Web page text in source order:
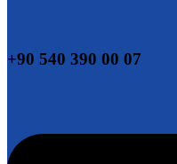
+90 540 390 00 07